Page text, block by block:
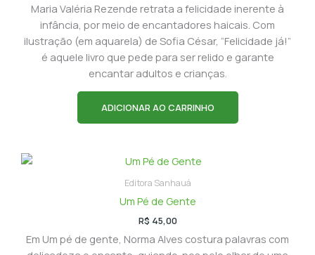
Maria Valéria Rezende retrata a felicidade inerente à
infância, por meio de encantadores haicais. Com
ilustração (em aquarela) de Sofia César, “Felicidade já!”
é aquele livro que pede para ser relido e garante
encantar adultos e crianças.
ADICIONAR AO CARRINHO
Editora Sanhauá
Um Pé de Gente
R$ 45,00
Em Um pé de gente, Norma Alves costura palavras com